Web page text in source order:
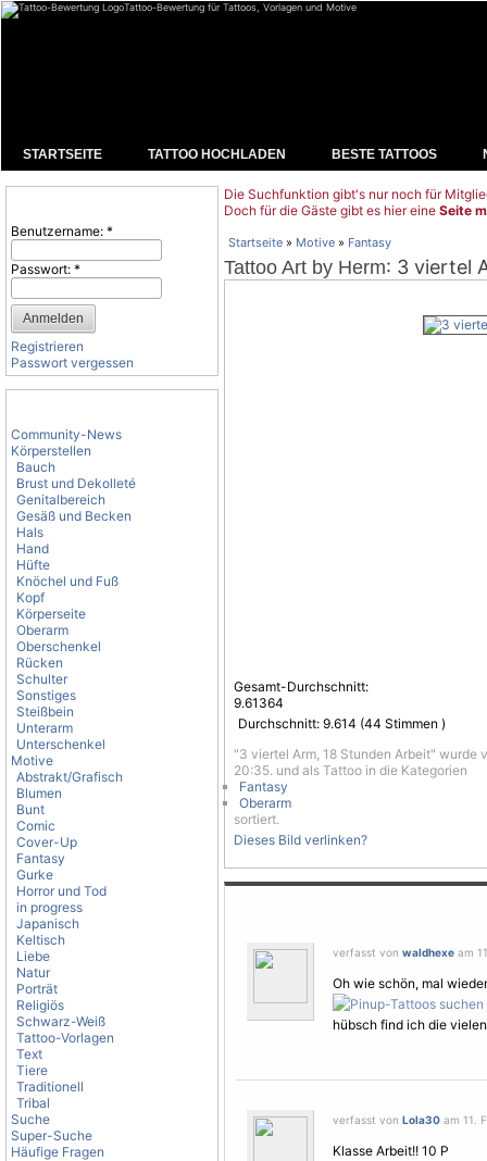
Tattoo-Bewertung für Tattoos, Vorlagen und Motive
STARTSEITE TATTOO HOCHLADEN BESTE TATTOOS
Benutzername: *
Passwort: *
Registrieren
Passwort vergessen
Community-News
Körperstellen
Bauch
Brust und Dekolleté
Genitalbereich
Gesäß und Becken
Hals
Hand
Hüfte
Knöchel und Fuß
Kopf
Körperseite
Oberarm
Oberschenkel
Rücken
Schulter
Sonstiges
Steißbein
Unterarm
Unterschenkel
Motive
Abstrakt/Grafisch
Blumen
Bunt
Comic
Cover-Up
Fantasy
Gurke
Horror und Tod
in progress
Japanisch
Keltisch
Liebe
Natur
Porträt
Religiös
Schwarz-Weiß
Tattoo-Vorlagen
Text
Tiere
Traditionell
Tribal
Suche
Super-Suche
Häufige Fragen
Die Suchfunktion gibt's nur noch für
Doch für die Gäste gibt es hier eine Seite
Startseite » Motive » Fantasy
Tattoo Art by Herm: 3 viertel
Gesamt-Durchschnitt:
9.61364
Durchschnitt: 9.614 (44 Stimmen )
"3 viertel Arm, 18 Stunden Arbeit" wurde
20:35. und als Tattoo in die Kategorien
Fantasy
Oberarm
sortiert.
Dieses Bild verlinken?
verfasst von waldhexe am
Oh wie schön, mal
hübsch find ich die
verfasst von Lola30 am 11.
Klasse Arbeit!! 10 P